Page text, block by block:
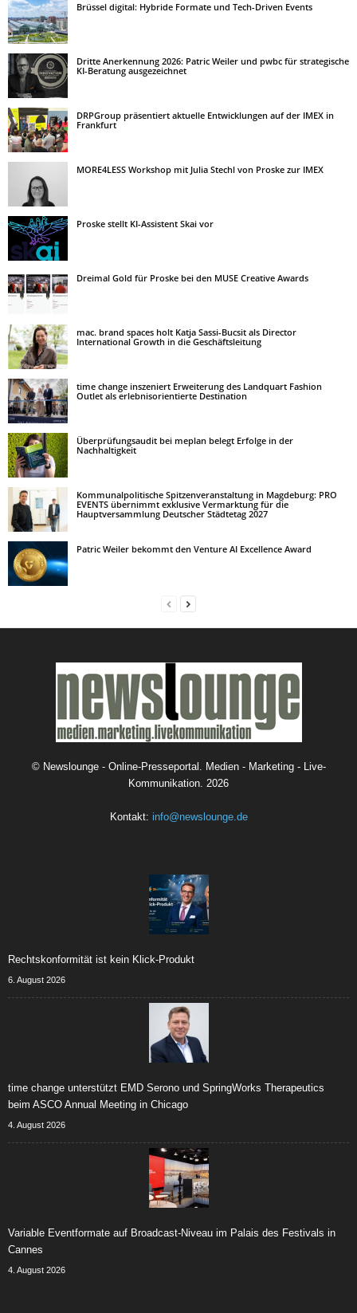
Brüssel digital: Hybride Formate und Tech-Driven Events
Dritte Anerkennung 2026: Patric Weiler und pwbc für strategische
KI-Beratung ausgezeichnet
DRPGroup präsentiert aktuelle Entwicklungen auf der IMEX in
Frankfurt
MORE4LESS Workshop mit Julia Stechl von Proske zur IMEX
Proske stellt KI-Assistent Skai vor
Dreimal Gold für Proske bei den MUSE Creative Awards
mac. brand spaces holt Katja Sassi-Bucsit als Director
International Growth in die Geschäftsleitung
time change inszeniert Erweiterung des Landquart Fashion
Outlet als erlebnisorientierte Destination
Überprüfungsaudit bei meplan belegt Erfolge in der
Nachhaltigkeit
Kommunalpolitische Spitzenveranstaltung in Magdeburg: PRO
EVENTS übernimmt exklusive Vermarktung für die
Hauptversammlung Deutscher Städtetag 2027
Patric Weiler bekommt den Venture AI Excellence Award
© Newslounge - Online-Presseportal. Medien - Marketing - Live-
Kommunikation. 2026
Kontakt: info@newslounge.de
Rechtskonformität ist kein Klick-Produkt
6. August 2026
time change unterstützt EMD Serono und SpringWorks Therapeutics
beim ASCO Annual Meeting in Chicago
4. August 2026
Variable Eventformate auf Broadcast-Niveau im Palais des Festivals in
Cannes
4. August 2026